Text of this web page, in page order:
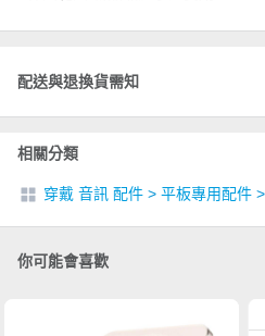
配送與退換貨需知
相關分類
穿戴 音訊 配件 > 平板專用配件 >
你可能會喜歡